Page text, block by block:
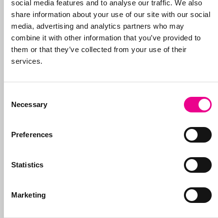
social media features and to analyse our traffic. We also
share information about your use of our site with our social
media, advertising and analytics partners who may
combine it with other information that you’ve provided to
them or that they’ve collected from your use of their
services.
Selection
Necessary
Preferences
Statistics
Marketing
Nieuwscategorieën
Merkregistratie
Counterfeit
Pharma
Social Media
Reclamerecht
Modellenrecht
Merkkwesties